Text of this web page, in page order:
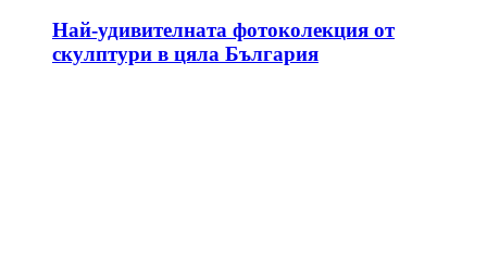
Най-удивителната фотоколекция от
скулптури в цяла България